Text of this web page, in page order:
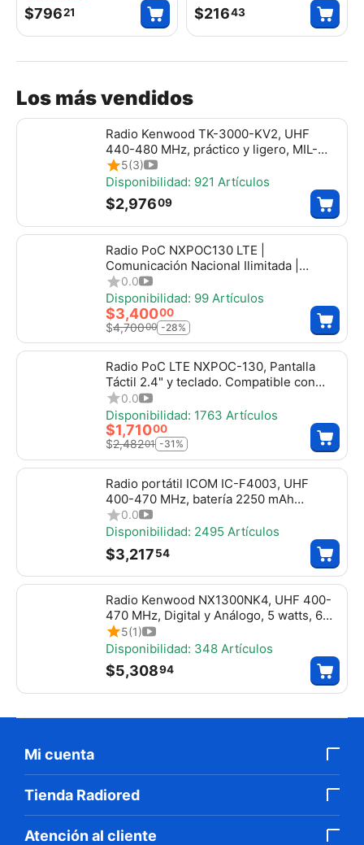
$79621 $21643
Los más vendidos
Radio Kenwood TK-3000-KV2, UHF
440-480 MHz, práctico y ligero, MIL-
STD-810, 16 canales, DTMF, IP54, VOX,
Scan. Incluye antena, batería, cargador y
clip, tk3000kv2
5(3)
Disponibilidad: 921 Artículos
$2,97609
Radio PoC NXPOC130 LTE |
Comunicación Nacional Ilimitada |
Incluye Servicio TASSTA + SIM de Datos
por 1 Año
0.0
Disponibilidad: 99 Artículos
$3,40000
$4,70000 -28%
Radio PoC LTE NXPOC-130, Pantalla
Táctil 2.4" y teclado. Compatible con
NXRadio, Tassta, Zello, NXPOC130
0.0
Disponibilidad: 1763 Artículos
$1,71000
$2,48201 -31%
Radio portátil ICOM IC-F4003, UHF
400-470 MHz, batería 2250 mAh
extrema duración, 5W de potencia,
bocina de 1500mW, más Potente, 16
canales. Incluye: batería, cargador,
antena, tapa de accesorios y clip,
ICF4003
0.0
Disponibilidad: 2495 Artículos
$3,21754
Radio Kenwood NX1300NK4, UHF 400-
470 MHz, Digital y Análogo, 5 watts, 64
canales, roaming, encriptación, Incluye
antena, batería, cargador y clip
5(1)
Disponibilidad: 348 Artículos
$5,30894
Mi cuenta
Tienda Radiored
Atención al cliente